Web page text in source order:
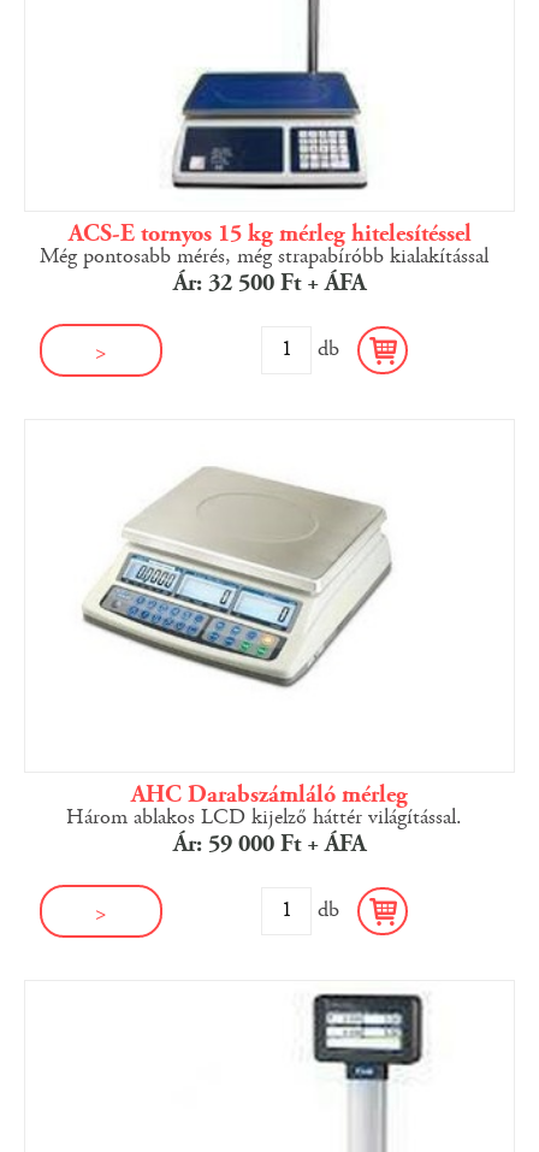
ACS-E tornyos 15 kg mérleg hitelesítéssel
Még pontosabb mérés, még strapabíróbb kialakítással
Ár: 32 500 Ft + ÁFA
> db
AHC Darabszámláló mérleg
Három ablakos LCD kijelző háttér világítással.
Ár: 59 000 Ft + ÁFA
> db